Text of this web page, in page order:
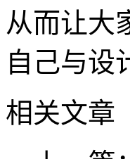
从而让大
自己与设
相关文章